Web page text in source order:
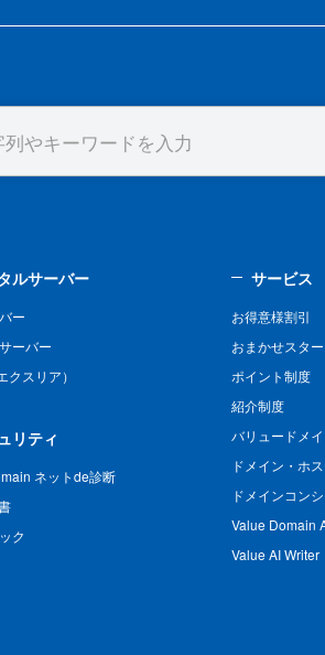
ルサーバー
ー
ーバー
クスリア）
リティ
ネットde診断
ク
サービス
お得意様割引
おまかせスター
ポイント制度
紹介制度
バリュードメ
ドメイン・ホ
ドメインコン
Value Domain
Value AI Writer